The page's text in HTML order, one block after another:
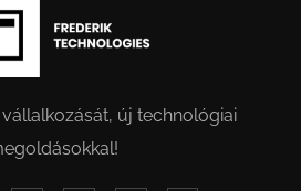
vállalkozását, új technológiai